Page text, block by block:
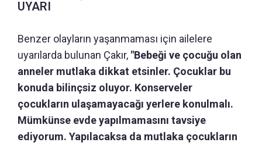
UYARI
Benzer olayların yaşanmaması için ailelere
uyarılarda bulunan Çakır, "Bebeği ve çocuğu olan
anneler mutlaka dikkat etsinler. Çocuklar bu
konuda bilinçsiz oluyor. Konserveler
çocukların ulaşamayacağı yerlere konulmalı.
Mümkünse evde yapılmamasını tavsiye
ediyorum. Yapılacaksa da mutlaka çocukların